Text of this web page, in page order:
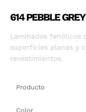
614 PEBBLE GREY
Laminados fenólicos
superficies planas y
revestimientos.
Producto
Color